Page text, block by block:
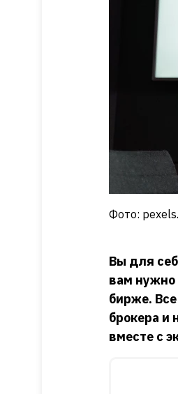
Фото:
Вы для
вам нужно
бирже.
брокера и
вместе с